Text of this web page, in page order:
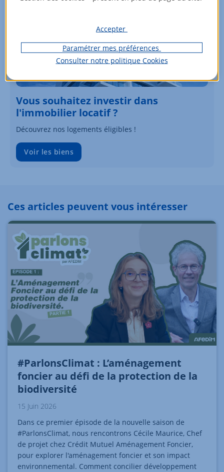
Vous souhaitez investir dans
l'immobilier locatif ?
Découvrez nos logements éligibles !
Voir les biens
Ces articles peuvent vous intéresser
#ParlonsClimat : L’aménagement
foncier au défi de la protection de la
biodiversité
15 Juin 2026
Dans ce premier épisode de la nouvelle saison de
#ParlonsClimat, nous rencontrons Cécile Maurice, Chef
de projet chez Crédit Mutuel Aménagement Foncier,
pour explorer l'aménagement foncier et son impact
environnemental. Comment concilier développement
Accepter
Paramétrer mes préférences
Consulter notre politique Cookies